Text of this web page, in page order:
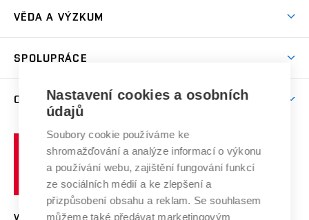
Sport na VUT
Brno
Dny otevřených dveří
Celoživotní vzdělávání
E-přihláška
Harmonogram akademického roku
Závěrečné práce
Doktorské studium
Zpracování osobních údajů studentů
Sociální bezpečí
Studium bez bariér
Podpora podnikání
VĚDA A VÝZKUM
Mezinárodní vědecká rada
Systém zajišťování kvality výzkumu
Výzkumné infrastruktury
Transfer znalostí
Open Science
Projekty
SPOLUPRÁCE
Zahraniční spolupráce
Spolupráce se školami
Služby univerzity
Mezinárodní dohody
Univerzitní sítě
O UNIVERZITĚ
Profil univerzity
Udržitelná univerzita
Podnikavá univerzita / ContriBUTe
Bezpečná univerzita
učení
technické
VYSOKÉ UČENÍ TECHNICKÉ V BRNĚ
Nastavení cookies a osobních
údajů
Soubory cookie používáme ke
shromažďování a analýze informací o výkonu
a používání webu, zajištění fungování funkcí
ze sociálních médií a ke zlepšení a
přizpůsobení obsahu a reklam. Se souhlasem
můžeme také předávat marketingovým